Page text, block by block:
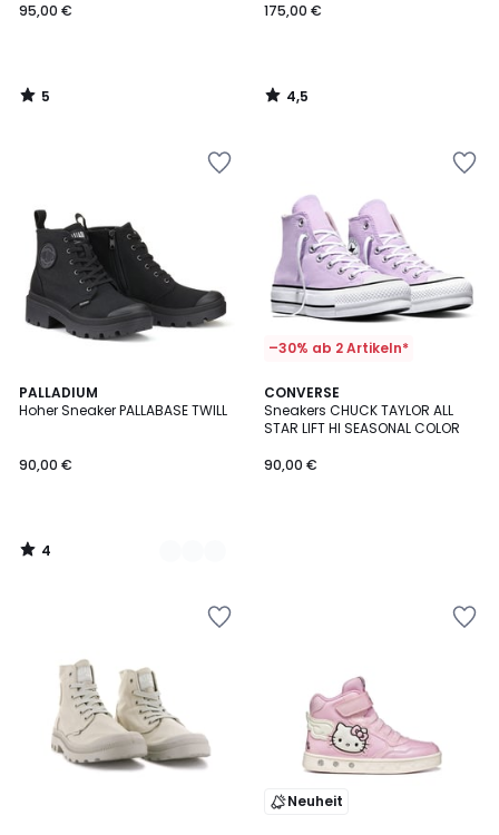
95,00 €
5
/
175,00 €
4,5
/
PALLADIUM
Hoher Sneaker PALLABASE TWILL
90,00 €
4
/
2
Farben
4
/
–30% ab 2 Artikeln*
CONVERSE
Sneakers CHUCK TAYLOR ALL
STAR LIFT HI SEASONAL COLOR
90,00 €
Neuheit